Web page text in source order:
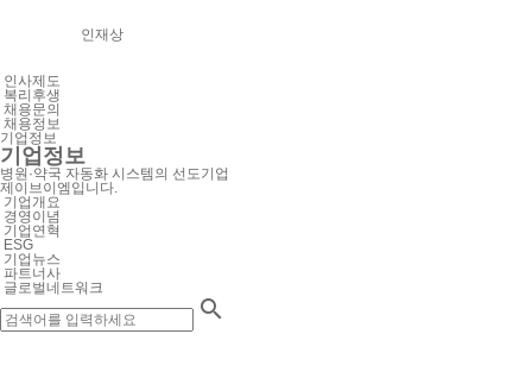
인재상
인사제도
복리후생
채용문의
채용정보
기업정보
기업정보
병원·약국 자동화 시스템의 선도기업
제이브이엠입니다.
기업개요
경영이념
기업연혁
ESG
기업뉴스
파트너사
글로벌네트워크
